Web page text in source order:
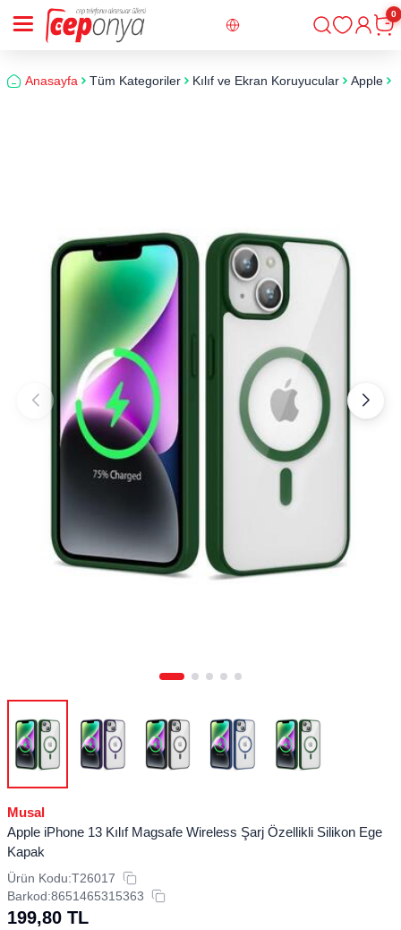
Giriş
0
Anasayfa Tüm Kategoriler Kılıf ve Ekran Koruyucular Apple
Musal
Apple iPhone 13 Kılıf Magsafe Wireless Şarj Özellikli Silikon Ege
Kapak
Ürün Kodu:T26017
Barkod:8651465315363
199,80 TL